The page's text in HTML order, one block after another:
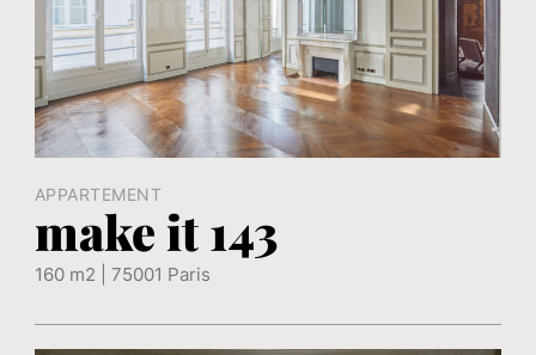
APPARTEMENT
make it 143
160 m2 | 75001 Paris